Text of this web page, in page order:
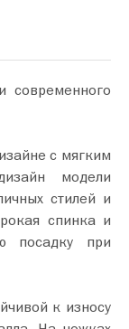
современного
с мягким
модели
стилей и
спинка и
посадку при
к износу